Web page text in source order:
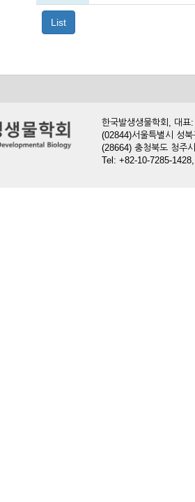
List
한국발생생물학회, 대
(02844)서울특별시 성
(28664) 충청북도 청주
Tel: +82-10-7285-